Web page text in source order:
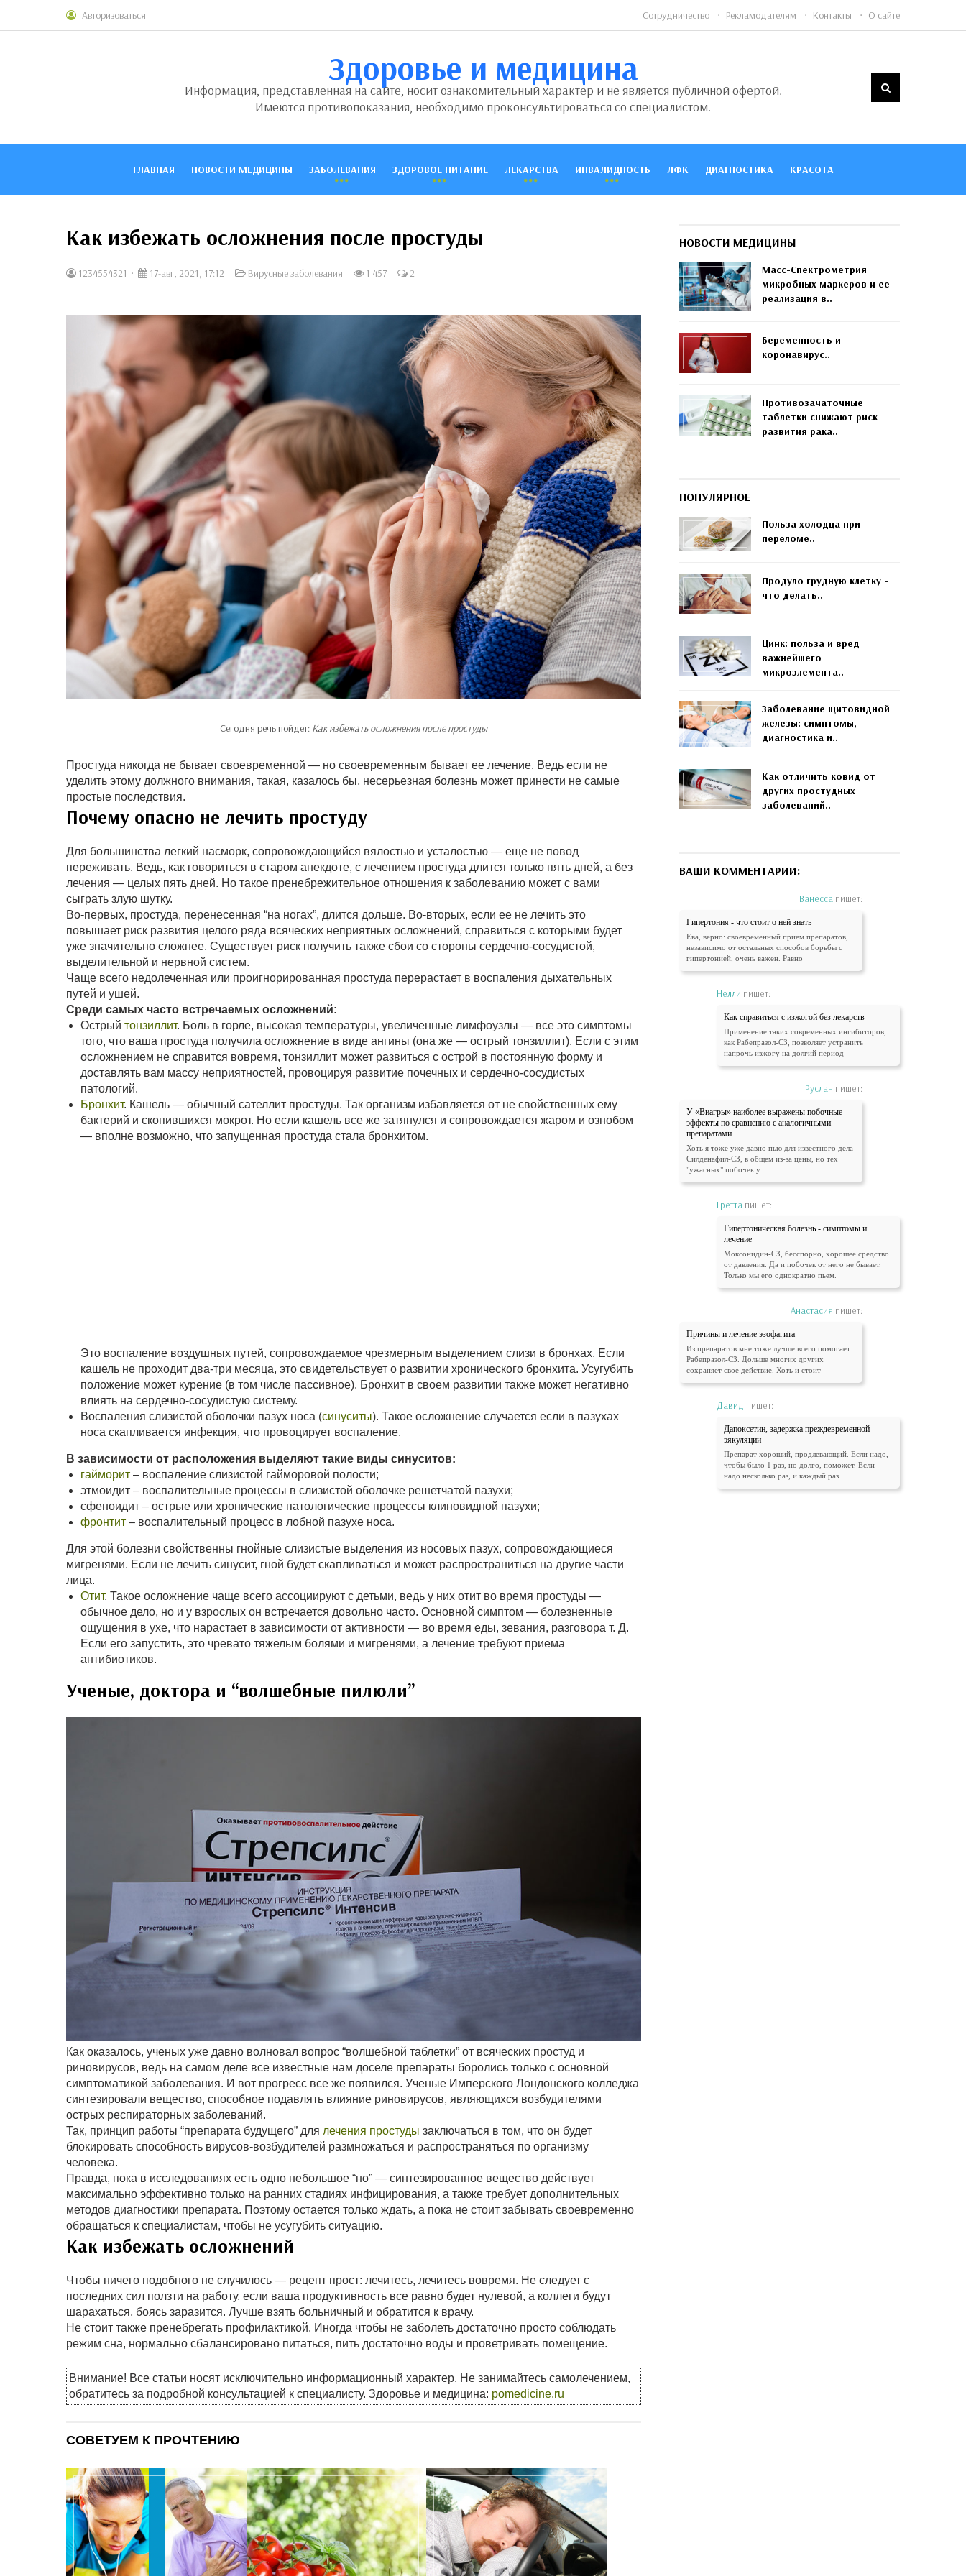
Авторизоваться Сотрудничество Рекламодателям Контакты О сайте
Здоровье и медицина
Информация, представленная на сайте, носит ознакомительный характер и не является публичной офертой.
Имеются противопоказания, необходимо проконсультироваться со специалистом.
ГЛАВНАЯ НОВОСТИ МЕДИЦИНЫ ЗАБОЛЕВАНИЯ ЗДОРОВОЕ ПИТАНИЕ ЛЕКАРСТВА ИНВАЛИДНОСТЬ ЛФК ДИАГНОСТИКА КРАСОТА
Как избежать осложнения после простуды
1234554321 17-авг, 2021, 17:12 Вирусные заболевания 1 457 2
Сегодня речь пойдет: Как избежать осложнения после простуды
Простуда никогда не бывает своевременной — но своевременным бывает ее лечение. Ведь если не
уделить этому должного внимания, такая, казалось бы, несерьезная болезнь может принести не самые
простые последствия.
Почему опасно не лечить простуду
Для большинства легкий насморк, сопровождающийся вялостью и усталостью — еще не повод
переживать. Ведь, как говориться в старом анекдоте, с лечением простуда длится только пять дней, а без
лечения — целых пять дней. Но такое пренебрежительное отношения к заболеванию может с вами
сыграть злую шутку.
Во-первых, простуда, перенесенная “на ногах”, длится дольше. Во-вторых, если ее не лечить это
повышает риск развития целого ряда всяческих неприятных осложнений, справиться с которыми будет
уже значительно сложнее. Существует риск получить также сбои со стороны сердечно-сосудистой,
выделительной и нервной систем.
Чаще всего недолеченная или проигнорированная простуда перерастает в воспаления дыхательных
путей и ушей.
Среди самых часто встречаемых осложнений:
Острый тонзиллит. Боль в горле, высокая температуры, увеличенные лимфоузлы — все это симптомы
того, что ваша простуда получила осложнение в виде ангины (она же — острый тонзиллит). Если с этим
осложнением не справится вовремя, тонзиллит может развиться с острой в постоянную форму и
доставлять вам массу неприятностей, провоцируя развитие почечных и сердечно-сосудистых
патологий.
Бронхит. Кашель — обычный сателлит простуды. Так организм избавляется от не свойственных ему
бактерий и скопившихся мокрот. Но если кашель все же затянулся и сопровождается жаром и ознобом
— вполне возможно, что запущенная простуда стала бронхитом.
Это воспаление воздушных путей, сопровождаемое чрезмерным выделением слизи в бронхах. Если
кашель не проходит два-три месяца, это свидетельствует о развитии хронического бронхита. Усугубить
положение может курение (в том числе пассивное). Бронхит в своем развитии также может негативно
влиять на сердечно-сосудистую систему.
Воспаления слизистой оболочки пазух носа (синуситы). Такое осложнение случается если в пазухах
носа скапливается инфекция, что провоцирует воспаление.
В зависимости от расположения выделяют такие виды синуситов:
гайморит – воспаление слизистой гайморовой полости;
этмоидит – воспалительные процессы в слизистой оболочке решетчатой пазухи;
сфеноидит – острые или хронические патологические процессы клиновидной пазухи;
фронтит – воспалительный процесс в лобной пазухе носа.
Для этой болезни свойственны гнойные слизистые выделения из носовых пазух, сопровождающиеся
мигренями. Если не лечить синусит, гной будет скапливаться и может распространиться на другие части
лица.
Отит. Такое осложнение чаще всего ассоциируют с детьми, ведь у них отит во время простуды —
обычное дело, но и у взрослых он встречается довольно часто. Основной симптом — болезненные
ощущения в ухе, что нарастает в зависимости от активности — во время еды, зевания, разговора т. Д.
Если его запустить, это чревато тяжелым болями и мигренями, а лечение требуют приема
антибиотиков.
Ученые, доктора и “волшебные пилюли”
Как оказалось, ученых уже давно волновал вопрос “волшебной таблетки” от всяческих простуд и
риновирусов, ведь на самом деле все известные нам доселе препараты боролись только с основной
симптоматикой заболевания. И вот прогресс все же появился. Ученые Имперского Лондонского колледжа
синтезировали вещество, способное подавлять влияние риновирусов, являющихся возбудителями
острых респираторных заболеваний.
Так, принцип работы “препарата будущего” для лечения простуды заключаться в том, что он будет
блокировать способность вирусов-возбудителей размножаться и распространяться по организму
человека.
Правда, пока в исследованиях есть одно небольшое “но” — синтезированное вещество действует
максимально эффективно только на ранних стадиях инфицирования, а также требует дополнительных
методов диагностики препарата. Поэтому остается только ждать, а пока не стоит забывать своевременно
обращаться к специалистам, чтобы не усугубить ситуацию.
Как избежать осложнений
Чтобы ничего подобного не случилось — рецепт прост: лечитесь, лечитесь вовремя. Не следует с
последних сил ползти на работу, если ваша продуктивность все равно будет нулевой, а коллеги будут
шарахаться, боясь заразится. Лучше взять больничный и обратится к врачу.
Не стоит также пренебрегать профилактикой. Иногда чтобы не заболеть достаточно просто соблюдать
режим сна, нормально сбалансировано питаться, пить достаточно воды и проветривать помещение.
Внимание! Все статьи носят исключительно информационный характер. Не занимайтесь самолечением,
обратитесь за подробной консультацией к специалисту. Здоровье и медицина: pomedicine.ru
СОВЕТУЕМ К ПРОЧТЕНИЮ
НОВОСТИ МЕДИЦИНЫ
Масс-Спектрометрия
микробных маркеров и ее
реализация в..
Беременность и
коронавирус..
Противозачаточные
таблетки снижают риск
развития рака..
ПОПУЛЯРНОЕ
Польза холодца при
переломе..
Продуло грудную клетку -
что делать..
Цинк: польза и вред
важнейшего
микроэлемента..
Заболевание щитовидной
железы: симптомы,
диагностика и..
Как отличить ковид от
других простудных
заболеваний..
ВАШИ КОММЕНТАРИИ:
Ванесса пишет:
Гипертония - что стоит о ней знать
Ева, верно: своевременный прием препаратов,
независимо от остальных способов борьбы с
гипертонией, очень важен. Равно
Нелли пишет:
Как справиться с изжогой без лекарств
Применение таких современных ингибиторов,
как Рабепразол-СЗ, позволяет устранить
напрочь изжогу на долгий период
Руслан пишет:
У «Виагры» наиболее выражены побочные
эффекты по сравнению с аналогичными
препаратами
Хоть я тоже уже давно пью для известного дела
Силденафил-СЗ, в общем из-за цены, но тех
"ужасных" побочек у
Гретта пишет:
Гипертоническая болезнь - симптомы и
лечение
Моксонидин-СЗ, бесспорно, хорошее средство
от давления. Да и побочек от него не бывает.
Только мы его однократно пьем.
Анастасия пишет:
Причины и лечение эзофагита
Из препаратов мне тоже лучше всего помогает
Рабепразол-СЗ. Дольше многих других
сохраняет свое действие. Хоть и стоит
Давид пишет:
Дапоксетин, задержка преждевременной
эякуляции
Препарат хороший, продлевающий. Если надо,
чтобы было 1 раз, но долго, поможет. Если
надо несколько раз, и каждый раз